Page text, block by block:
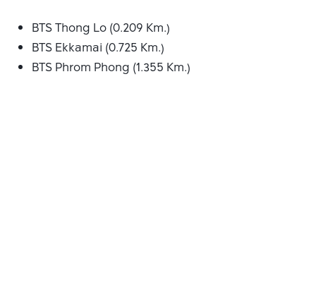
BTS Thong Lo (0.209 Km.)
BTS Ekkamai (0.725 Km.)
BTS Phrom Phong (1.355 Km.)